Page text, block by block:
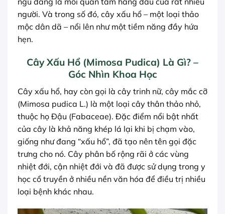
người. Và trong số đó, cây xấu hổ – một loại thảo
mộc dân dã – nổi lên như một tiềm năng đầy hứa
hẹn.
Cây Xấu Hổ (Mimosa Pudica) Là Gì? –
Góc Nhìn Khoa Học
Cây xấu hổ, hay còn gọi là cây trinh nữ, cây mắc cỡ
(Mimosa pudica L.) là một loại cây thân thảo nhỏ,
thuộc họ Đậu (Fabaceae). Đặc điểm nổi bật nhất
của cây là khả năng khép lá lại khi bị chạm vào,
giống như đang “xấu hổ”, đã tạo nên tên gọi đặc
trưng cho nó. Cây phân bố rộng rãi ở các vùng
nhiệt đới, cận nhiệt đới và đã được sử dụng trong y
học cổ truyền ở nhiều nền văn hóa để điều trị nhiều
loại bệnh khác nhau.